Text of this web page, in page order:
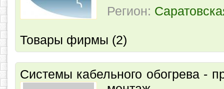
Регион:
Товары фирмы (2)
Системы кабельного обогрева -